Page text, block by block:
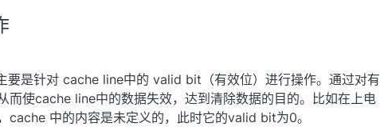
要是针对 cache line中的 valid bit（有效位）进行操作。通过对有
而使cache line中的数据失效，达到清除数据的目的。比如在上电
cache 中的内容是未定义的，此时它的valid bit为0。